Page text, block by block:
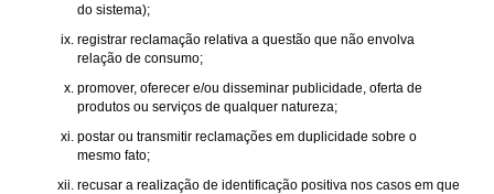
do sistema);
registrar reclamação relativa a questão que não envolva
relação de consumo;
promover, oferecer e/ou disseminar publicidade, oferta de
produtos ou serviços de qualquer natureza;
postar ou transmitir reclamações em duplicidade sobre o
mesmo fato;
recusar a realização de identificação positiva nos casos em que